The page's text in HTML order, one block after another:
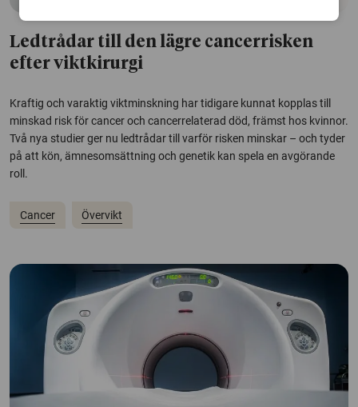
Ledtrådar till den lägre cancerrisken
efter viktkirurgi
Kraftig och varaktig viktminskning har tidigare kunnat kopplas till
minskad risk för cancer och cancerrelaterad död, främst hos kvinnor.
Två nya studier ger nu ledtrådar till varför risken minskar – och tyder
på att kön, ämnesomsättning och genetik kan spela en avgörande
roll.
Cancer Övervikt